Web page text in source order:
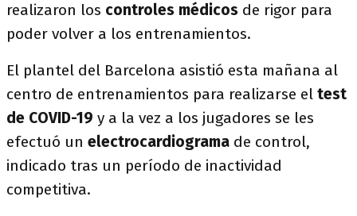
realizaron los controles médicos de rigor para
poder volver a los entrenamientos.
El plantel del Barcelona asistió esta mañana al
centro de entrenamientos para realizarse el test
de COVID-19 y a la vez a los jugadores se les
efectuó un electrocardiograma de control,
indicado tras un período de inactividad
competitiva.